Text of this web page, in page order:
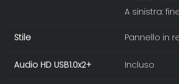
A sinistra:
Stile Pannello in
Audio HD USB1.0x2+ Incluso